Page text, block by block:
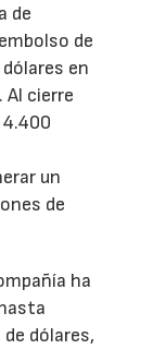
de
de
en
Al cierre
un
de
ha
dólares,